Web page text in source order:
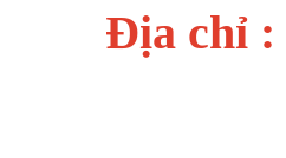
Địa chỉ :